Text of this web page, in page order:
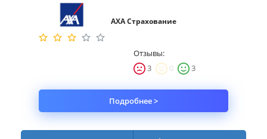
АХА Страхование
Отзывы:
3
0 3
Подробнее >